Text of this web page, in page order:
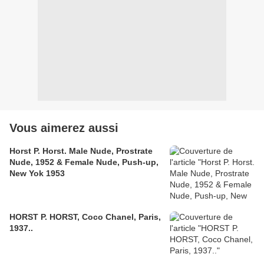
Vous aimerez aussi
Horst P. Horst. Male Nude, Prostrate
Nude, 1952 & Female Nude, Push-up,
New Yok 1953
HORST P. HORST, Coco Chanel, Paris,
1937..